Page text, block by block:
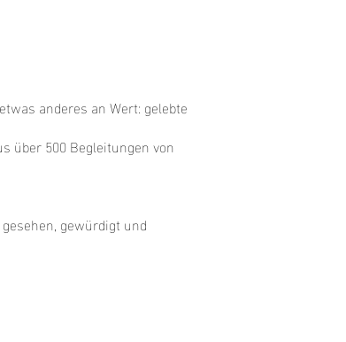
anderes an Wert: gelebte
über 500 Begleitungen von
gewürdigt und